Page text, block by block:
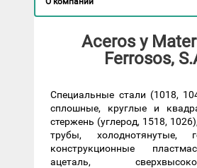
Aceros y
Ferrosos,
Специальные стали (1018,
сплошные, круглые и
стержень (углерод, 1518,
трубы, холоднотянутые,
конструкционные
ацеталь,